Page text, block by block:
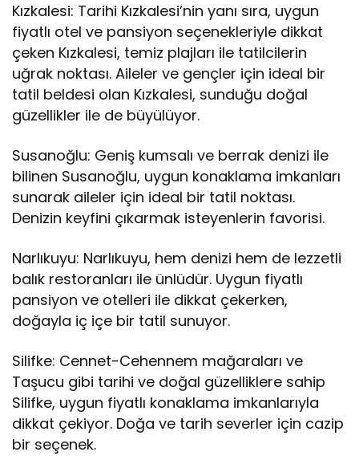
Kızkalesi: Tarihi Kızkalesi’nin yanı sıra, uygun
fiyatlı otel ve pansiyon seçenekleriyle dikkat
çeken Kızkalesi, temiz plajları ile tatilcilerin
uğrak noktası. Aileler ve gençler için ideal bir
tatil beldesi olan Kızkalesi, sunduğu doğal
güzellikler ile de büyülüyor.
Susanoğlu: Geniş kumsalı ve berrak denizi ile
bilinen Susanoğlu, uygun konaklama imkanları
sunarak aileler için ideal bir tatil noktası.
Denizin keyfini çıkarmak isteyenlerin favorisi.
Narlıkuyu: Narlıkuyu, hem denizi hem de lezzetli
balık restoranları ile ünlüdür. Uygun fiyatlı
pansiyon ve otelleri ile dikkat çekerken,
doğayla iç içe bir tatil sunuyor.
Silifke: Cennet-Cehennem mağaraları ve
Taşucu gibi tarihi ve doğal güzelliklere sahip
Silifke, uygun fiyatlı konaklama imkanlarıyla
dikkat çekiyor. Doğa ve tarih severler için cazip
bir seçenek.